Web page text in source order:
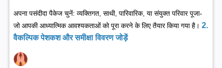
अपना पसंदीदा पैकेज चुनें: व्यक्तिगत, साथी, पारिवारिक, या संयुक्त परिवार पूजा-
जो आपकी आध्यात्मिक आवश्यकताओं को पूरा करने के लिए तैयार किया गया है। 2.
वैकल्पिक पेशकश और समीक्षा विवरण जोड़ें